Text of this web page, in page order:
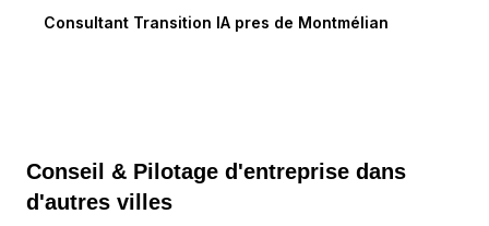
Consultant Transition IA pres de Montmélian
Conseil & Pilotage d'entreprise dans
d'autres villes